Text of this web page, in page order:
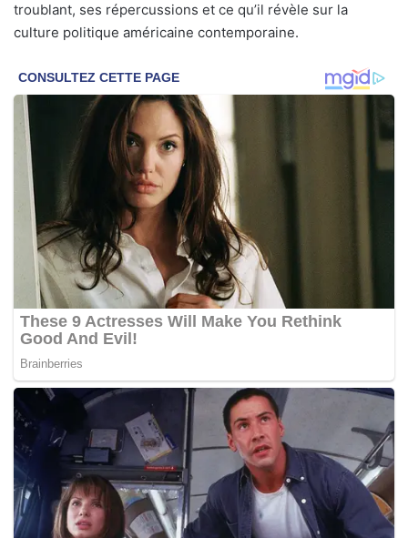
troublant, ses répercussions et ce qu’il révèle sur la
culture politique américaine contemporaine.